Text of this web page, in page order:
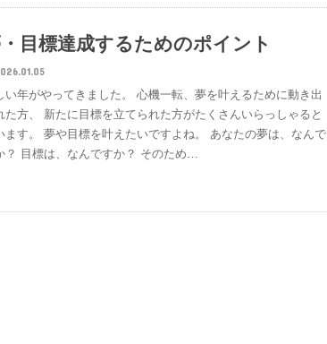
目標達成するためのポイント
い年がやってきました。 心機一転、夢を叶えるために動き出
た方、 新たに目標を立てられた方がたくさんいらっしゃると
ます。 夢や目標を叶えたいですよね。 あなたの夢は、なんで
？ 目標は、なんですか？ そのため…